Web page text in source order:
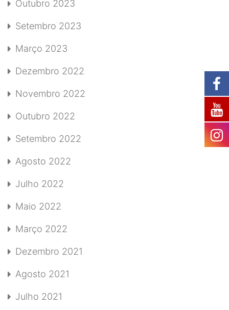
Outubro 2023
Setembro 2023
Março 2023
Dezembro 2022
Novembro 2022
Outubro 2022
Setembro 2022
Agosto 2022
Julho 2022
Maio 2022
Março 2022
Dezembro 2021
Agosto 2021
Julho 2021